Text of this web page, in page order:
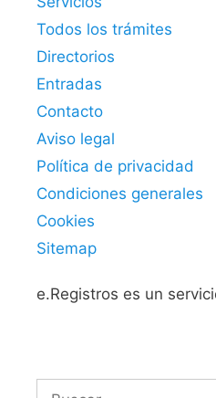
Todos los trámites
Directorios
Entradas
Contacto
Aviso legal
Política de privacidad
Condiciones generales
Cookies
Sitemap
e.Registros es un
Buscar: